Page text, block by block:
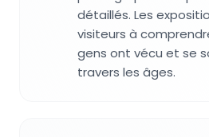
détaillés. Les
visiteurs à
gens ont vécu et se
travers les âges.